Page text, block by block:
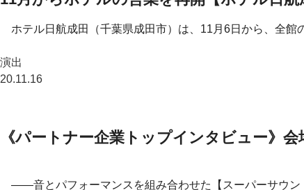
ホテル日航成田（千葉県成田市）は、11月6日から、全
演出
20.11.16
《パートナー企業トップインタビュー》
――音とパフォーマンスを組み合わせた【スーパーサウン